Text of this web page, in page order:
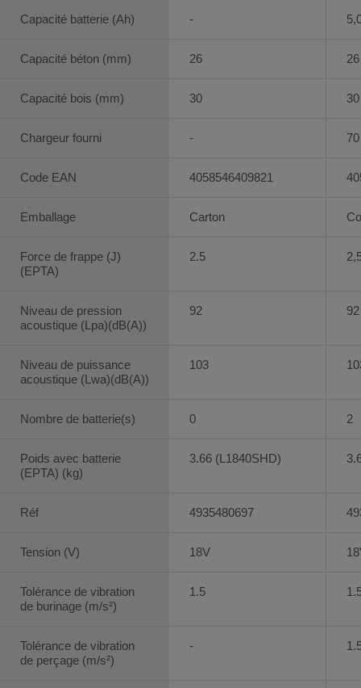
Capacité batterie (Ah)
Capacité béton (mm)
Capacité bois (mm)
Chargeur fourni
Code EAN
Emballage
Force de frappe (J)
(EPTA)
Niveau de pression
acoustique (Lpa)(dB(A))
Niveau de puissance
acoustique (Lwa)(dB(A))
Nombre de batterie(s)
Poids avec batterie
(EPTA) (kg)
Réf
Tension (V)
Tolérance de vibration
de burinage (m/s²)
Tolérance de vibration
de perçage (m/s²)
-
26
30
-
4058546409821
Carton
2.5
92
103
0
3.66 (L1840SHD)
4935480697
18V
1.5
-
26
30
92
2